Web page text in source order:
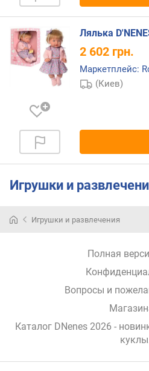
е
в
ы
о
з
ы
а
п
б
Лялька
2 602 грн.
Маркетплейс:
(Киев)
Игрушки и
Игрушки и развлечения
Полная
Вопросы и
Каталог DNenes 2026 -
куклы